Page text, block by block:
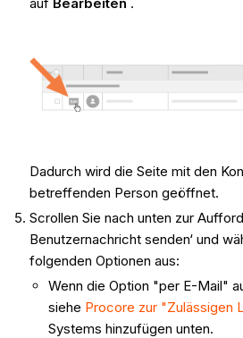
Dadurch wird die Seite mit den
betreffenden Person geöffnet.
Scrollen Sie nach unten zur
Benutzernachricht senden‘ und
folgenden Optionen aus:
Wenn die Option "per E-Mail"
siehe Procore zur "Zulässigen
Systems hinzufügen unten.